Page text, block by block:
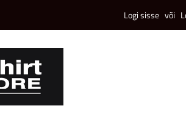
Logi sisse või